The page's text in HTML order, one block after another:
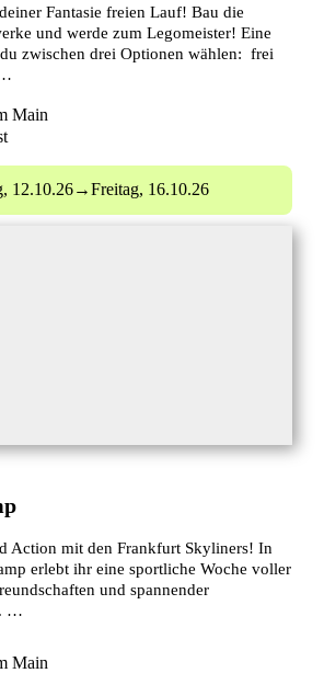
Fantasie freien Lauf! Bau die
und werde zum Legomeister! Eine
zwischen drei Optionen wählen: frei
Main
12.10.26→Freitag, 16.10.26
Action mit den Frankfurt Skyliners! In
erlebt ihr eine sportliche Woche voller
und spannender
…
Main